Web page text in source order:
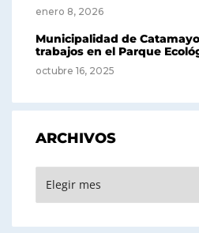
enero 8, 2026
Municipalidad de
trabajos en el Parque
octubre 16, 2025
ARCHIVOS